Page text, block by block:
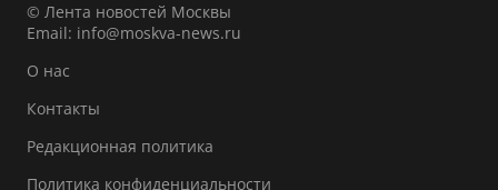
© Лента новостей Москвы
Email: info@moskva-news.ru
О нас
Контакты
Редакционная политика
Политика конфиденциальности